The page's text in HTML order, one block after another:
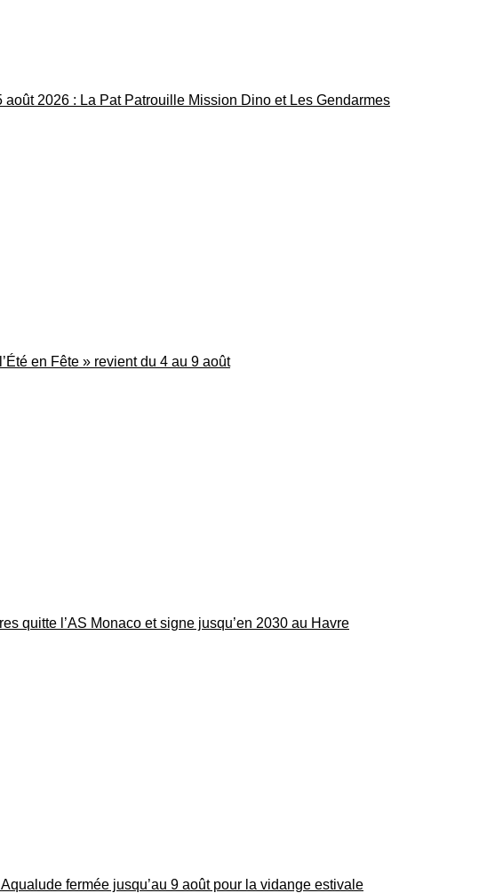
août 2026 : La Pat Patrouille Mission Dino et Les Gendarmes
en Fête » revient du 4 au 9 août
quitte l’AS Monaco et signe jusqu’en 2030 au Havre
fermée jusqu’au 9 août pour la vidange estivale